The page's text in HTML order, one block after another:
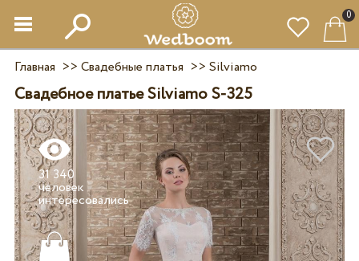
0
Главная >> Свадебные платья >> Silviamo
Свадебное платье Silviamo S-325
31 340
человек
интересовались